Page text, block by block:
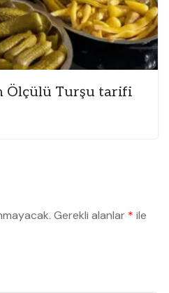
Ölçülü Turşu tarifi
Gerekli alanlar * ile